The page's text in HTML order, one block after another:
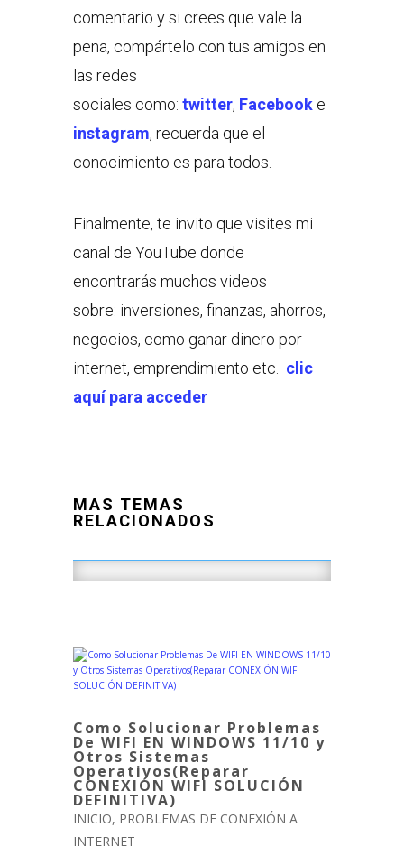
comentario y si crees que vale la
pena, compártelo con tus amigos en
las redes
sociales como: twitter, Facebook e
instagram, recuerda que el
conocimiento es para todos.
Finalmente, te invito que visites mi
canal de YouTube donde
encontrarás muchos videos
sobre: inversiones, finanzas, ahorros,
negocios, como ganar dinero por
internet, emprendimiento etc.
clic
aquí para acceder
MAS TEMAS
RELACIONADOS
Como Solucionar Problemas
De WIFI EN WINDOWS 11/10 y
Otros Sistemas
Operativos(Reparar
CONEXIÓN WIFI SOLUCIÓN
DEFINITIVA)
INICIO, PROBLEMAS DE CONEXIÓN A
INTERNET